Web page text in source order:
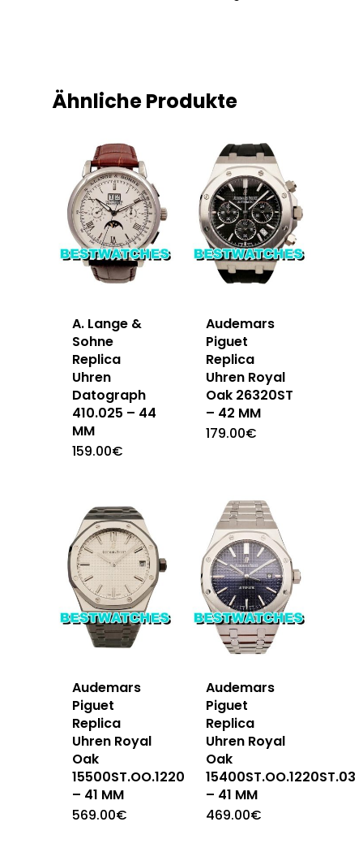
Ähnliche Produkte
A. Lange &
Sohne
Replica
Uhren
Datograph
410.025 – 44
MM
159.00€
Audemars
Piguet
Replica
Uhren Royal
Oak 26320ST
– 42 MM
179.00€
Audemars
Piguet
Replica
Uhren Royal
Oak
15500ST.OO.1220ST.04
– 41 MM
569.00€
Audemars
Piguet
Replica
Uhren Royal
Oak
15400ST.OO.1220ST.03
– 41 MM
469.00€